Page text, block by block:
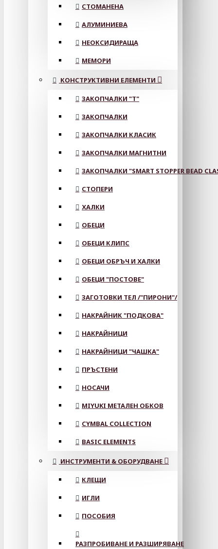
СТОМАНЕНА
АЛУМИНИЕВА
НЕОКСИДИРАЩА
МЕМОРИ
КОНСТРУКТИВНИ ЕЛЕМЕНТИ
ЗАКОПЧАЛКИ "Т"
ЗАКОПЧАЛКИ
ЗАКОПЧАЛКИ КЛАСИК
ЗАКОПЧАЛКИ МАГНИТНИ
ЗАКОПЧАЛКИ "SMART STOPPER BEAD
СТОПЕРИ
ХАЛКИ
ОБЕЦИ
ОБЕЦИ КЛИПС
ОБЕЦИ ОБРЪЧ И ХАЛКИ
ОБЕЦИ "ПОСТОВЕ"
ЗАГОТОВКИ ТЕЛ /"ПИРОНИ"/
НАКРАЙНИК "ПОДКОВА"
НАКРАЙНИЦИ
НАКРАЙНИЦИ "ЧАШКА"
ПРЪСТЕНИ
НОСАЧИ
MIYUKI МЕТАЛЕН ОБКОВ
CYMBAL COLLECTION
BASIC ELEMENTS
ИНСТРУМЕНТИ & ОБОРУДВАНЕ
КЛЕЩИ
ИГЛИ
ПОСОБИЯ
РАЗПРОБИВАНЕ И РАЗШИРЯВАНЕ